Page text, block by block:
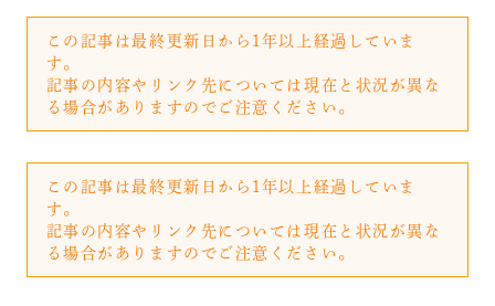
この記事は最終更新日から1年以上経過していま
す。
記事の内容やリンク先については現在と状況が異な
る場合がありますのでご注意ください。
この記事は最終更新日から1年以上経過していま
す。
記事の内容やリンク先については現在と状況が異な
る場合がありますのでご注意ください。